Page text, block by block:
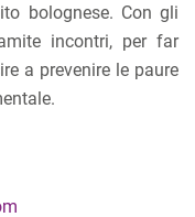
bolognese. Con gli
incontri, per far
a prevenire le paure